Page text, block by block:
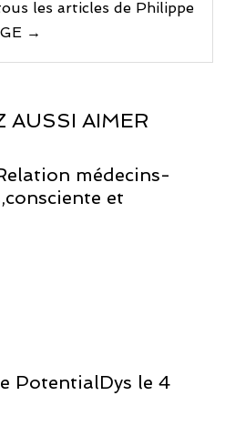
les articles de Philippe
→
AUSSI AIMER
médecins-
et
PotentialDys le 4